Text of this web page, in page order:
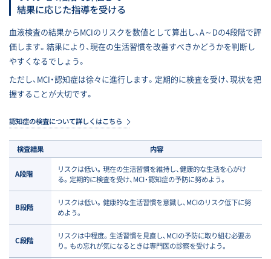
結果に応じた指導を受ける
血液検査の結果からMCIのリスクを数値として算出し、A～Dの4段階で評
価します。結果により、現在の生活習慣を改善すべきかどうかを判断し
やすくなるでしょう。
ただし、MCI・認知症は徐々に進行します。定期的に検査を受け、現状を把
握することが大切です。
認知症の検査について詳しくはこちら
検査結果 内容
A段階
リスクは低い。現在の生活習慣を維持し、健康的な生活を心がけ
る。定期的に検査を受け、MCI・認知症の予防に努めよう。
B段階
リスクは低い。健康的な生活習慣を意識し、MCIのリスク低下に努
めよう。
C段階
リスクは中程度。生活習慣を見直し、MCIの予防に取り組む必要あ
り。もの忘れが気になるときは専門医の診察を受けよう。